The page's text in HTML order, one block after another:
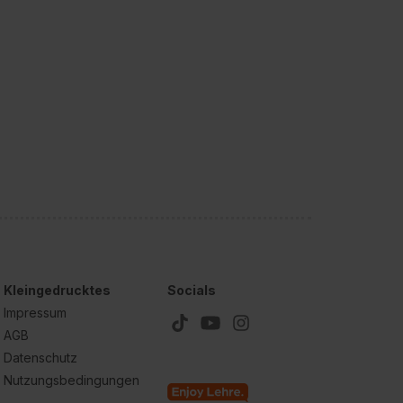
Kleingedrucktes
Impressum
AGB
Datenschutz
Nutzungsbedingungen
Socials